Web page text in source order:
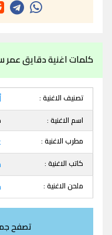
كلمات اغنية دقايق
تصنيف الاغنية :
اسم الاغنية :
مطرب الاغنية :
كاتب الاغنية :
ملحن الاغنية :
تصفح